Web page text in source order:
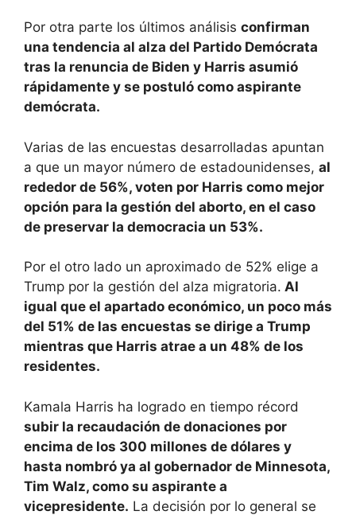
Por otra parte los últimos análisis confirman
una tendencia al alza del Partido Demócrata
tras la renuncia de Biden y Harris asumió
rápidamente y se postuló como aspirante
demócrata.
Varias de las encuestas desarrolladas apuntan
a que un mayor número de estadounidenses, al
rededor de 56%, voten por Harris como mejor
opción para la gestión del aborto, en el caso
de preservar la democracia un 53%.
Por el otro lado un aproximado de 52% elige a
Trump por la gestión del alza migratoria. Al
igual que el apartado económico, un poco más
del 51% de las encuestas se dirige a Trump
mientras que Harris atrae a un 48% de los
residentes.
Kamala Harris ha logrado en tiempo récord
subir la recaudación de donaciones por
encima de los 300 millones de dólares y
hasta nombró ya al gobernador de Minnesota,
Tim Walz, como su aspirante a
vicepresidente. La decisión por lo general se